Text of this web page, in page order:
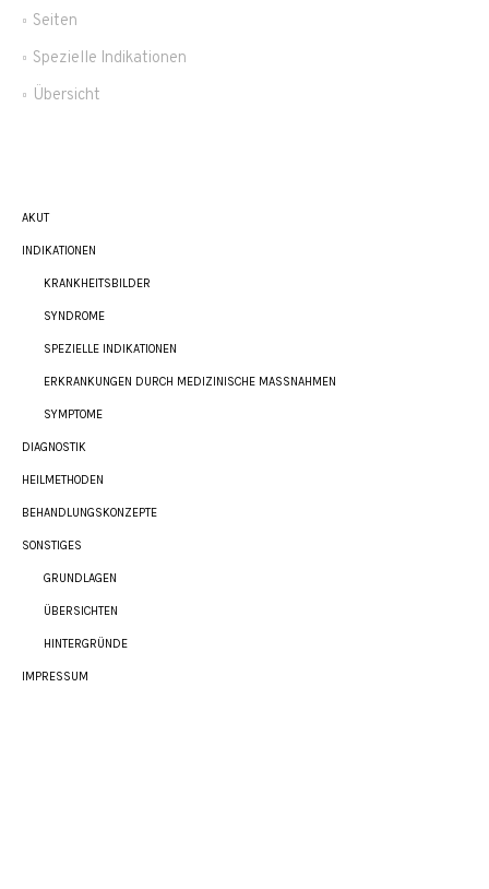
Seiten
Spezielle Indikationen
Übersicht
AKUT
INDIKATIONEN
KRANKHEITSBILDER
SYNDROME
SPEZIELLE INDIKATIONEN
ERKRANKUNGEN DURCH MEDIZINISCHE MASSNAHMEN
SYMPTOME
DIAGNOSTIK
HEILMETHODEN
BEHANDLUNGSKONZEPTE
SONSTIGES
GRUNDLAGEN
ÜBERSICHTEN
HINTERGRÜNDE
IMPRESSUM